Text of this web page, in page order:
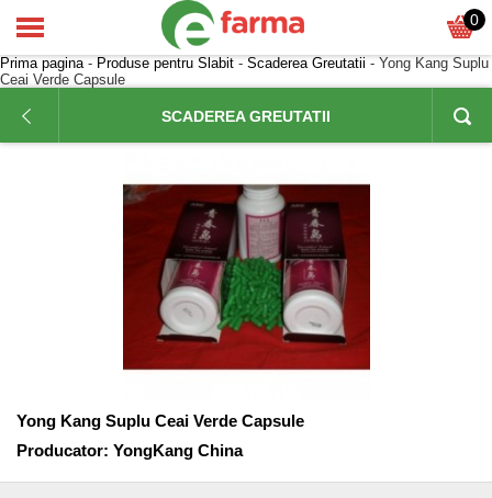
0
Prima pagina- Produse pentru Slabit - Scaderea Greutatii - Yong Kang Suplu
Ceai Verde Capsule
SCADEREA GREUTATII
Yong Kang Suplu Ceai Verde Capsule
Producator: YongKang China